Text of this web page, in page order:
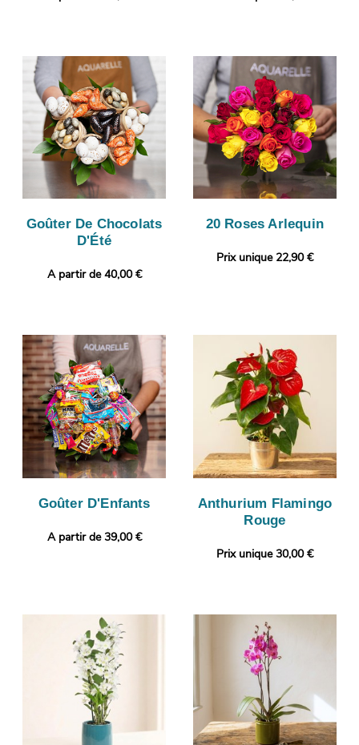
Goûter De Chocolats
D'Été
A partir de 40,00 €
20 Roses Arlequin
Prix unique 22,90 €
Goûter D'Enfants
A partir de 39,00 €
Anthurium Flamingo
Rouge
Prix unique 30,00 €